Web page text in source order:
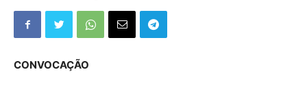
CONVOCAÇÃO